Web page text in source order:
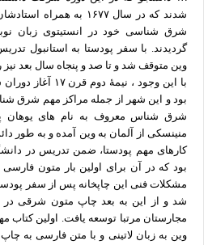
شدند که در سال ۱۶۷۷ به
شرق شناسی خود در انستیتوی زبان
گردیدند. با سفر پودستا به استانبول
وین متوقف شد و تا صد و پنجاه سال بعد نیز
با این وجود ،
بود و این شهر از جمله مراکز مهم شرق
شرق شناس معروف به نام های یوهان
منینسکی از آلمان به وین آمده و به طور
کارهای مهم پودستا، ضمن تدریس در
بود که در آن برای اولین بار متون
مشکلات فنی این چاپخانه پس از سفر
شد و از این به بعد چاپ متون شرقی
وین به زبان لاتینی و با متن فارسی به